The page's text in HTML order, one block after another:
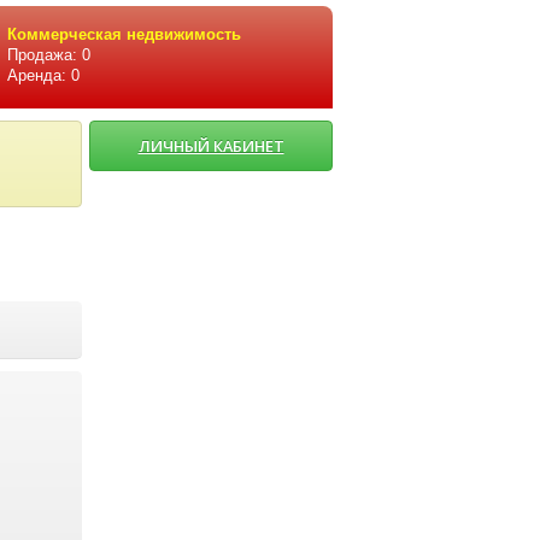
Коммерческая недвижимость
Продажа: 0
Аренда: 0
ЛИЧНЫЙ КАБИНЕТ